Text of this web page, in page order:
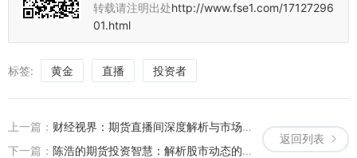
转载请注明出处http://www.fse1.com/17127296
01.html
标签: 黄金 直播 投资者
返回列表
上一篇： 财经视界：期货直播间深度解析与市场动态（期货财经直播室）
下一篇： 陈浩的期货投资智慧：解析股市动态的直播心得分享（陈浩 股指期货）